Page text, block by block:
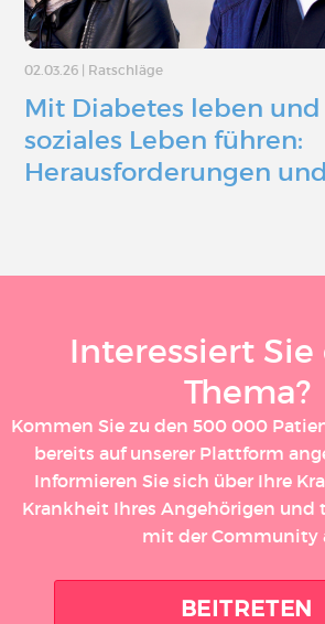
02.03.26 Ratschläge
Mit Diabetes leben
soziales Leben führen:
Herausforderungen
Interessiert Sie
Thema?
Kommen Sie zu den 500 000
bereits auf unserer Plattform
Informieren Sie sich über Ihre
Krankheit Ihres Angehörigen und
mit der Community
BEITRETEN